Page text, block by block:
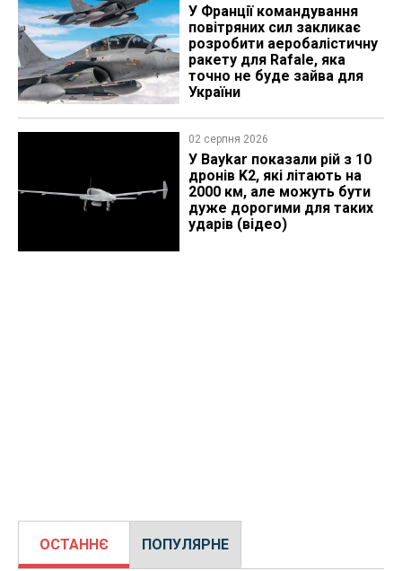
У Франції командування
повітряних сил закликає
розробити аеробалістичну
ракету для Rafale, яка
точно не буде зайва для
України
02 серпня 2026
У Baykar показали рій з 10
дронів K2, які літають на
2000 км, але можуть бути
дуже дорогими для таких
ударів (відео)
ОСТАННЄ ПОПУЛЯРНЕ